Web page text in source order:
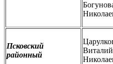
Псковский
районный
Виталий